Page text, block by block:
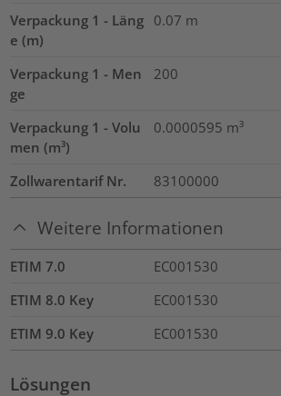
Verpackung 1 - Läng
e (m)
0.07 m
Verpackung 1 - Men
ge
200
Verpackung 1 - Volu
men (m³)
0.0000595 m³
Zollwarentarif Nr. 83100000
Weitere Informationen
ETIM 7.0
EC001530
ETIM 8.0 Key
EC001530
ETIM 9.0 Key
EC001530
Lösungen